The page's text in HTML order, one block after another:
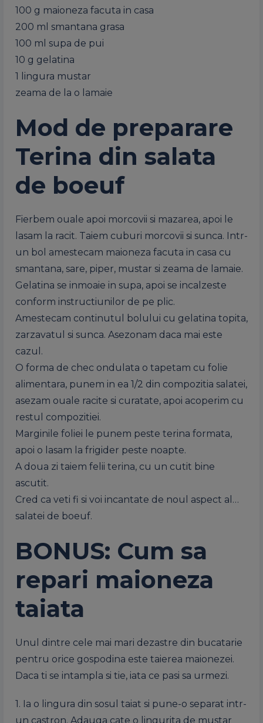
100 g maioneza facuta in casa
200 ml smantana grasa
100 ml supa de pui
10 g gelatina
1 lingura mustar
zeama de la o lamaie
Mod de preparare
Terina din salata
de boeuf
Fierbem ouale apoi morcovii si mazarea, apoi le
lasam la racit. Taiem cuburi morcovii si sunca. Intr-
un bol amestecam maioneza facuta in casa cu
smantana, sare, piper, mustar si zeama de lamaie.
Gelatina se inmoaie in supa, apoi se incalzeste
conform instructiunilor de pe plic.
Amestecam continutul bolului cu gelatina topita,
zarzavatul si sunca. Asezonam daca mai este
cazul.
O forma de chec ondulata o tapetam cu folie
alimentara, punem in ea 1/2 din compozitia salatei,
asezam ouale racite si curatate, apoi acoperim cu
restul compozitiei.
Marginile foliei le punem peste terina formata,
apoi o lasam la frigider peste noapte.
A doua zi taiem felii terina, cu un cutit bine
ascutit.
Cred ca veti fi si voi incantate de noul aspect al…
salatei de boeuf.
BONUS: Cum sa
repari maioneza
taiata
Unul dintre cele mai mari dezastre din bucatarie
pentru orice gospodina este taierea maionezei.
Daca ti se intampla si tie, iata ce pasi sa urmezi.
1. Ia o lingura din sosul taiat si pune-o separat intr-
un castron. Adauga cate o lingurita de mustar